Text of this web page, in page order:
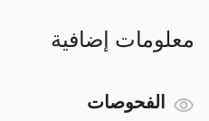
معلومات إضافية
الفحوصات